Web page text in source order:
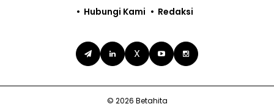
X
Hubungi Kami
Redaksi
© 2026 Betahita